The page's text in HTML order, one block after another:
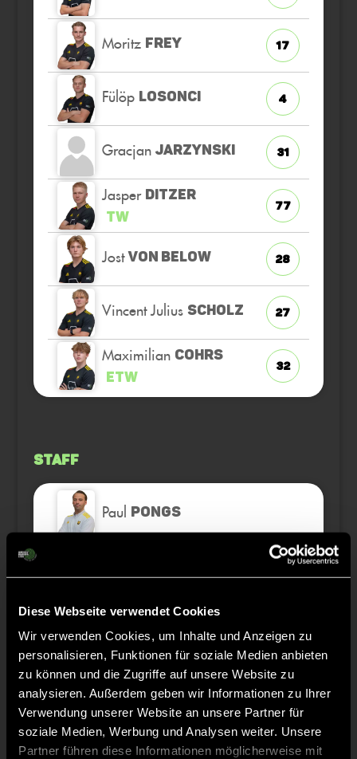
Diese Webseite verwendet Cookies
Wir verwenden Cookies, um Inhalte und Anzeigen zu
personalisieren, Funktionen für soziale Medien anbieten
zu können und die Zugriffe auf unsere Website zu
analysieren. Außerdem geben wir Informationen zu Ihrer
Verwendung unserer Website an unsere Partner für
soziale Medien, Werbung und Analysen weiter. Unsere
Partner führen diese Informationen möglicherweise mit
Moritz FREY 17
Fülöp LOSONCI 4
Gracjan JARZYNSKI 31
Jasper DITZER
TW
77
Jost VON BELOW 28
Vincent Julius SCHOLZ 27
Maximilian COHRS
ETW
32
Staff
Paul PONGS
Thomas LINDNER
Tobias HAUKE